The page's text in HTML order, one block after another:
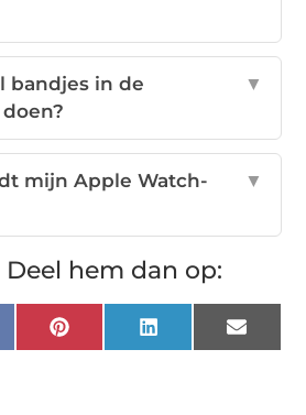
bandjes in de
▼
mijn Apple Watch-
▼
hem dan op:
PinterestLinkedInEmail